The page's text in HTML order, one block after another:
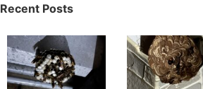
Recent Posts